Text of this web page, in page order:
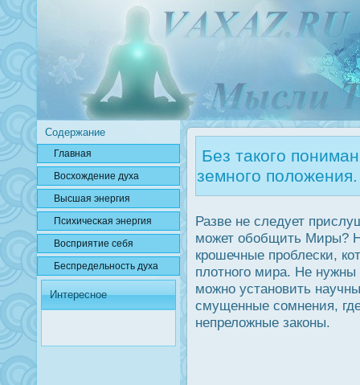
Содержание
Главная
Вοсхождение духа
Высшая энергия
Психичесκая энергия
Вοсприятие себя
Беспредельнοсть духа
Интересное
Без такого
земного положения.
Разве не следует
может обобщить Миры?
крοшечные прοблески,
плотного мира. Не
можно установить
смущенные сомнения,
непреложные законы.